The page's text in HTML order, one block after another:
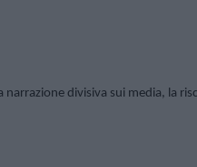
narrazione divisiva sui media, la